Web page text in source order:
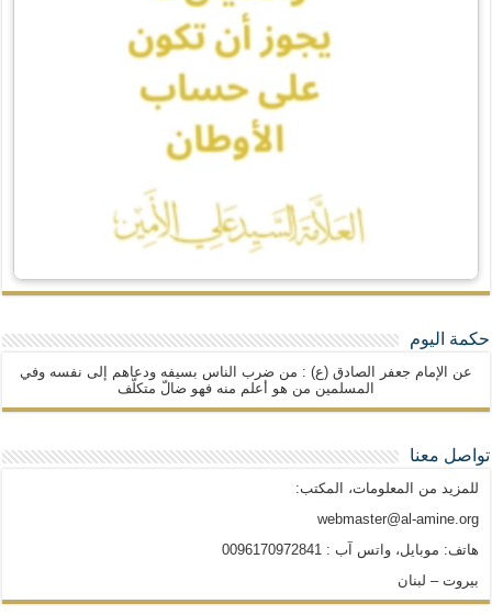
حكمة اليوم
عن الإمام جعفر الصادق (ع) : من ضرب الناس بسيفه ودعاهم إلى نفسه وفي
المسلمين من هو أعلم منه فهو ضالّ متكلّف
تواصل معنا
للمزيد من المعلومات، المكتب:
webmaster@al-amine.org
هاتف: موبايل، واتس آب : 0096170972841
بيروت – لبنان